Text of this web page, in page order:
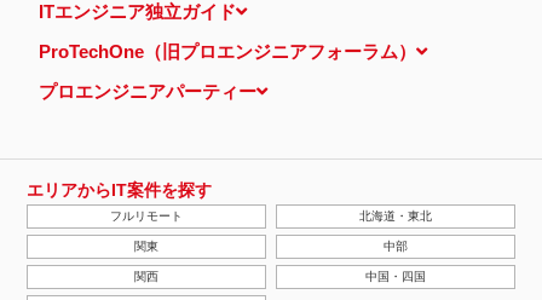
ITエンジニア独立ガイド
ProTechOne（旧プロエンジニアフォーラム）
プロエンジニアパーティー
エリアからIT案件を探す
フルリモート 北海道・東北
関東 中部
関西 中国・四国